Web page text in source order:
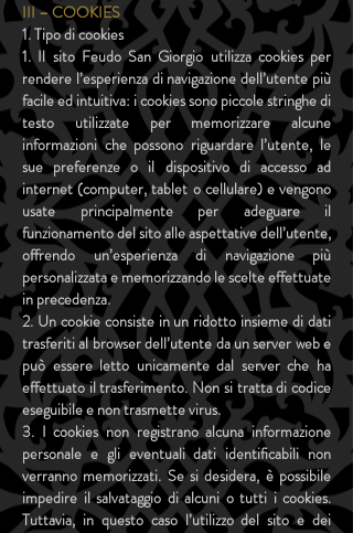
III – COOKIES
1. Tipo di cookies
1. Il sito Feudo San Giorgio utilizza cookies per
rendere l’esperienza di navigazione dell’utente più
facile ed intuitiva: i cookies sono piccole stringhe di
testo utilizzate per memorizzare alcune
informazioni che possono riguardare l’utente, le
sue preferenze o il dispositivo di accesso ad
internet (computer, tablet o cellulare) e vengono
usate principalmente per adeguare il
funzionamento del sito alle aspettative dell’utente,
offrendo un’esperienza di navigazione più
personalizzata e memorizzando le scelte effettuate
in precedenza.
2. Un cookie consiste in un ridotto insieme di dati
trasferiti al browser dell’utente da un server web e
può essere letto unicamente dal server che ha
effettuato il trasferimento. Non si tratta di codice
eseguibile e non trasmette virus.
3. I cookies non registrano alcuna informazione
personale e gli eventuali dati identificabili non
verranno memorizzati. Se si desidera, è possibile
impedire il salvataggio di alcuni o tutti i cookies.
Tuttavia, in questo caso l’utilizzo del sito e dei